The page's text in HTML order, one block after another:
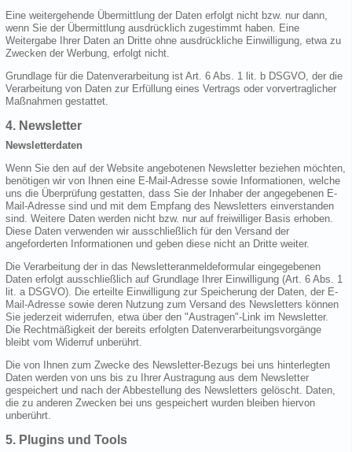
Eine weitergehende Übermittlung der Daten erfolgt nicht bzw. nur dann,
wenn Sie der Übermittlung ausdrücklich zugestimmt haben. Eine
Weitergabe Ihrer Daten an Dritte ohne ausdrückliche Einwilligung, etwa zu
Zwecken der Werbung, erfolgt nicht.
Grundlage für die Datenverarbeitung ist Art. 6 Abs. 1 lit. b DSGVO, der die
Verarbeitung von Daten zur Erfüllung eines Vertrags oder vorvertraglicher
Maßnahmen gestattet.
4. Newsletter
Newsletterdaten
Wenn Sie den auf der Website angebotenen Newsletter beziehen möchten,
benötigen wir von Ihnen eine E-Mail-Adresse sowie Informationen, welche
uns die Überprüfung gestatten, dass Sie der Inhaber der angegebenen E-
Mail-Adresse sind und mit dem Empfang des Newsletters einverstanden
sind. Weitere Daten werden nicht bzw. nur auf freiwilliger Basis erhoben.
Diese Daten verwenden wir ausschließlich für den Versand der
angeforderten Informationen und geben diese nicht an Dritte weiter.
Die Verarbeitung der in das Newsletteranmeldeformular eingegebenen
Daten erfolgt ausschließlich auf Grundlage Ihrer Einwilligung (Art. 6 Abs. 1
lit. a DSGVO). Die erteilte Einwilligung zur Speicherung der Daten, der E-
Mail-Adresse sowie deren Nutzung zum Versand des Newsletters können
Sie jederzeit widerrufen, etwa über den "Austragen"-Link im Newsletter.
Die Rechtmäßigkeit der bereits erfolgten Datenverarbeitungsvorgänge
bleibt vom Widerruf unberührt.
Die von Ihnen zum Zwecke des Newsletter-Bezugs bei uns hinterlegten
Daten werden von uns bis zu Ihrer Austragung aus dem Newsletter
gespeichert und nach der Abbestellung des Newsletters gelöscht. Daten,
die zu anderen Zwecken bei uns gespeichert wurden bleiben hiervon
unberührt.
5. Plugins und Tools